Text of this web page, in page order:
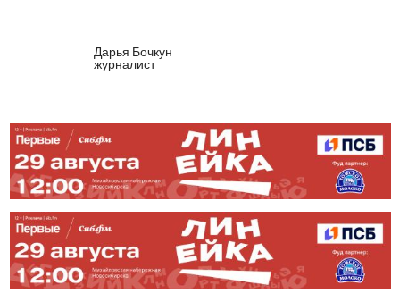
Дарья Бочкун
журналист